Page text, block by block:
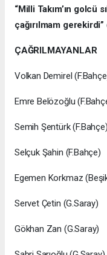
“Milli Takım’ın golcü
çağırılmam gerekirdi”
ÇAĞRILMAYANLAR
Volkan Demirel
Emre Belözoğlu
Semih Şentürk (F.Bahçe)
Selçuk Şahin (F.Bahçe)
Egemen Korkmaz
Servet Çetin (G.Saray)
Gökhan Zan (G.Saray)